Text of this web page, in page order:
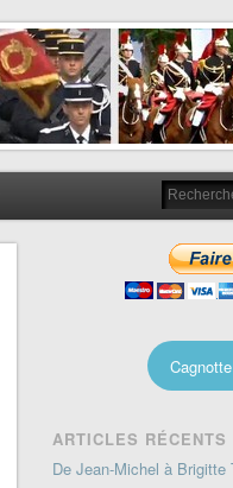
ARTICLES RÉCENTS
De Jean-Michel à